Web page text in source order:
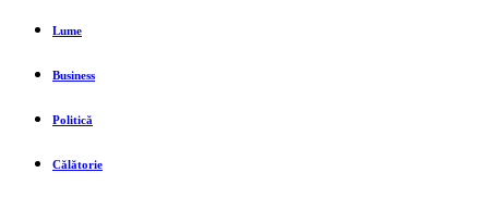
Lume
Business
Politică
Călătorie